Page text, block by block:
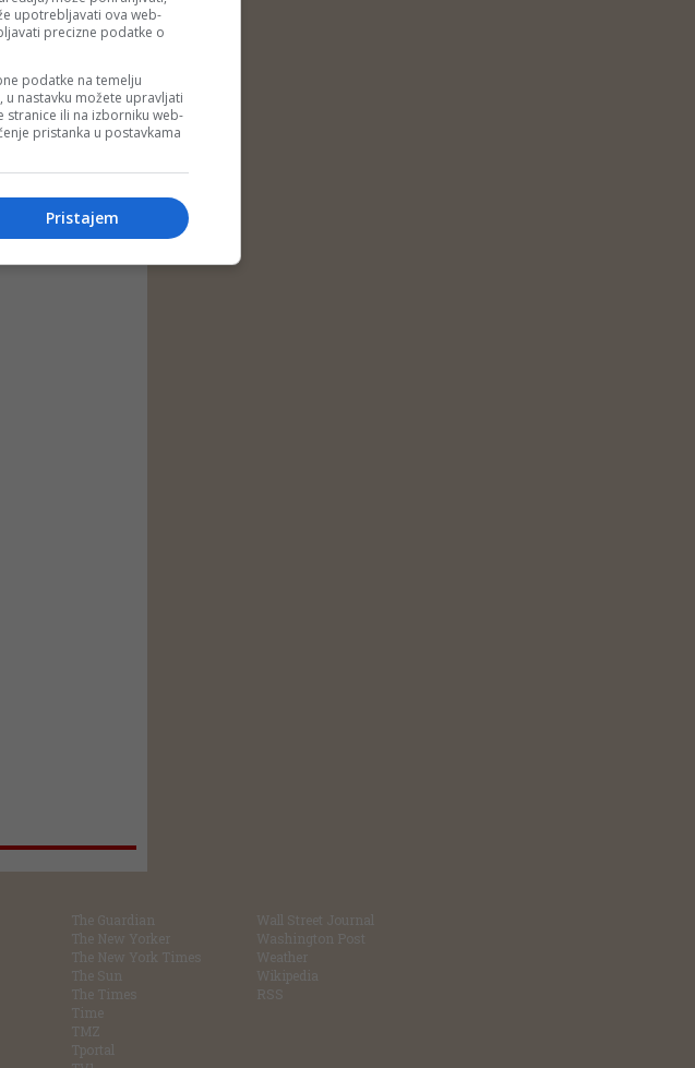
The Guardian
The New Yorker
The New York Times
The Sun
The Times
Time
TMZ
Tportal
Wall Street Journal
Washington Post
Weather
Wikipedia
RSS
upotrebljavati ova web-
precizne podatke o
podatke na temelju
u nastavku možete upravljati
stranice ili na izborniku web-
pristanka u postavkama
Pristajem